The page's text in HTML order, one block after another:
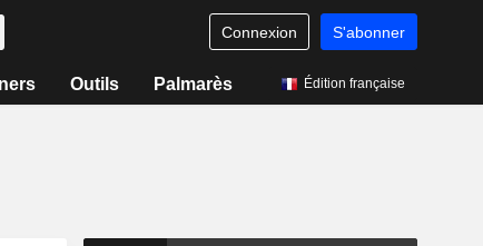
Connexion S'abonner
Outils Palmarès Édition française